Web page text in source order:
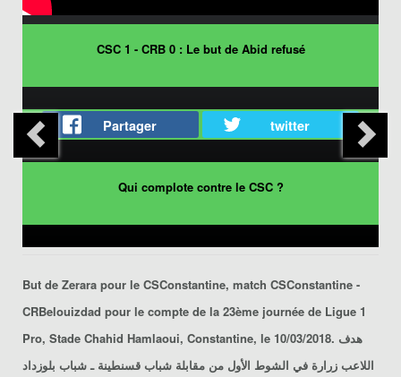
CSC 1 - CRB 0 : Le but de Abid refusé
Partager twitter
Qui complote contre le CSC ?
But de Zerara pour le CSConstantine, match CSConstantine -
CRBelouizdad pour le compte de la 23ème journée de Ligue 1
Pro, Stade Chahid Hamlaoui, Constantine, le 10/03/2018. هدف
اللاعب زرارة في الشوط الأول من مقابلة شباب قسنطينة ـ شباب بلوزداد